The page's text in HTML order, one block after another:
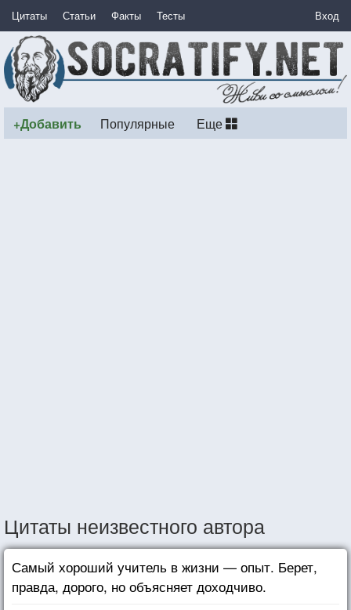
Цитаты Статьи Факты Тесты Вход
+Добавить Популярные Еще
Цитаты неизвестного автора
Самый хороший учитель в жизни — опыт. Берет,
правда, дорого, но объясняет доходчиво.